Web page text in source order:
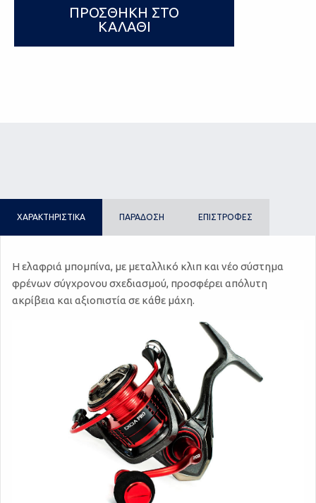
ΠΡΟΣΘΗΚΗ ΣΤΟ
ΚΑΛΑΘΙ
ΧΑΡΑΚΤΗΡΙΣΤΙΚΑ ΠΑΡΑΔΟΣΗ ΕΠΙΣΤΡΟΦΕΣ
Η ελαφριά μπομπίνα, με μεταλλικό κλιπ και νέο σύστημα
φρένων σύγχρονου σχεδιασμού, προσφέρει απόλυτη
ακρίβεια και αξιοπιστία σε κάθε μάχη.